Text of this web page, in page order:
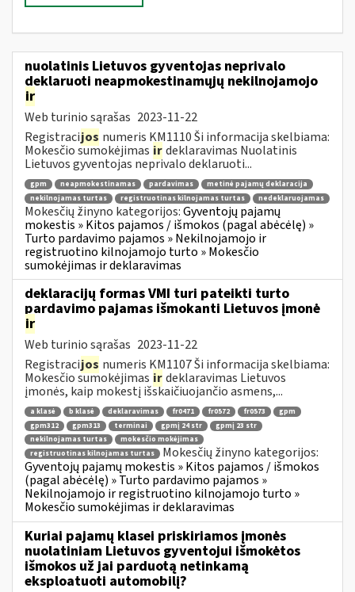
nuolatinis Lietuvos gyventojas neprivalo
deklaruoti neapmokestinamųjų nekilnojamojo
ir
Web turinio sąrašas 2023-11-22
Registracijos numeris KM1110 Ši informacija skelbiama:
Mokesčio sumokėjimas irdeklaravimas Nuolatinis
Lietuvos gyventojas neprivalo deklaruoti...
gpm neapmokestinamas pardavimas
metinė pajamų deklaracija
nekilnojamas turtas
registruotinas kilnojamas turtas nedeklaruojamas
Mokesčių žinyno kategorijos:Gyventojų pajamų
mokestis » Kitos pajamos / išmokos (pagal abėcėlę) »
Turto pardavimo pajamos » Nekilnojamojo ir
registruotino kilnojamojo turto » Mokesčio
sumokėjimas ir deklaravimas
deklaracijų formas VMI turi pateikti turto
pardavimo pajamas išmokanti Lietuvos įmonė
ir
Web turinio sąrašas 2023-11-22
Registracijos numeris KM1107 Ši informacija skelbiama:
Mokesčio sumokėjimas irdeklaravimas Lietuvos
įmonės, kaip mokestį išskaičiuojančio asmens,...
a klasė b klasė deklaravimas fr0471 fr0572 fr0573
gpm
gpm312
gpm313 terminai gpmį 24 str
gpmį 23 str
nekilnojamas turtas
mokesčio mokėjimas
registruotinas kilnojamas turtas
Mokesčių žinyno kategorijos:
Gyventojų pajamų mokestis » Kitos pajamos / išmokos
(pagal abėcėlę) » Turto pardavimo pajamos »
Nekilnojamojo ir registruotino kilnojamojo turto »
Mokesčio sumokėjimas ir deklaravimas
Kuriai pajamų klasei priskiriamos įmonės
nuolatiniam Lietuvos gyventojui išmokėtos
išmokos už jai parduotą netinkamą
eksploatuoti automobilį?